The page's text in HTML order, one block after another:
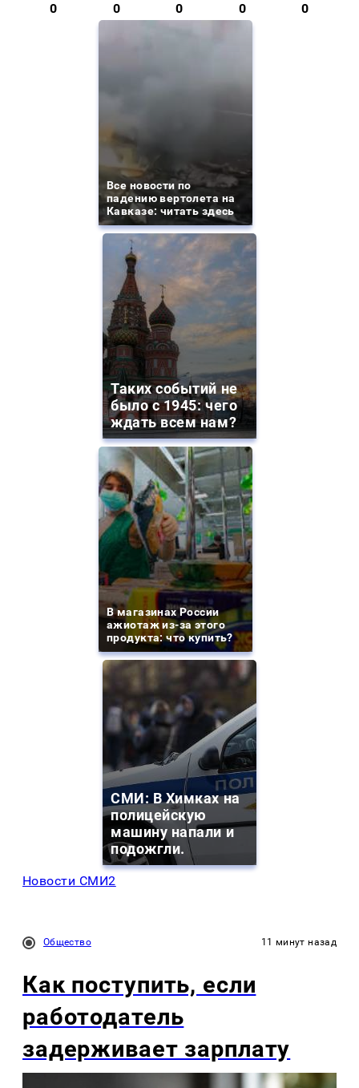
0 0 0 0 0
Все новости по
падению вертолета на
Кавказе: читать здесь
Таких событий не
было с 1945: чего
ждать всем нам?
В магазинах России
ажиотаж из-за этого
продукта: что купить?
СМИ: В Химках на
полицейскую
машину напали и
подожгли.
Новости СМИ2
Общество 11 минут назад
Как поступить, если
работодатель
задерживает зарплату